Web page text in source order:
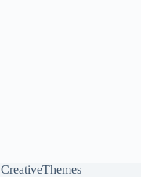
CreativeThemes